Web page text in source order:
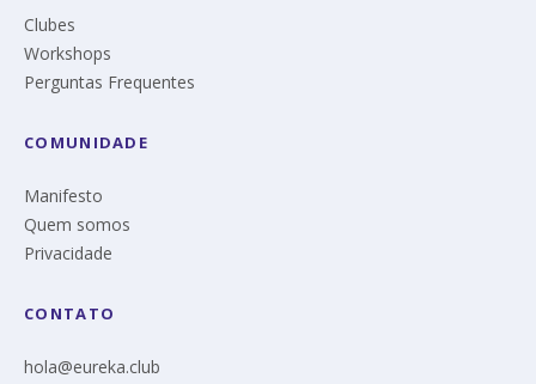
Clubes
Workshops
Perguntas Frequentes
COMUNIDADE
Manifesto
Quem somos
Privacidade
CONTATO
hola@eureka.club